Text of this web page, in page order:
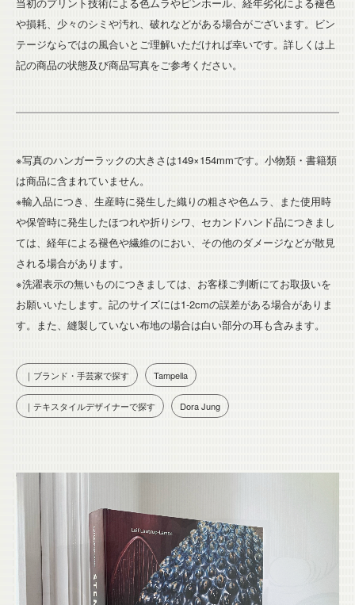
や損耗、少々のシミや汚れ、破れなどがある場合がございます。ビン
テージならではの風合いとご理解いただければ幸いです。詳しくは上
記の商品の状態及び商品写真をご参考ください。
※写真のハンガーラックの大きさは149×154mmです。小物類・書籍類
は商品に含まれていません。
※輸入品につき、生産時に発生した織りの粗さや色ムラ、また使用時
や保管時に発生したほつれや折りシワ、セカンドハンド品につきまし
ては、経年による褪色や繊維のにおい、その他のダメージなどが散見
される場合があります。
※洗濯表示の無いものにつきましては、お客様ご判断にてお取扱いを
お願いいたします。記のサイズには1-2cmの誤差がある場合がありま
す。また、縫製していない布地の場合は白い部分の耳も含みます。
｜ブランド・手芸家で探す Tampella
｜テキスタイルデザイナーで探す Dora Jung